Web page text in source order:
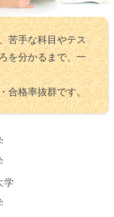
苦手な科目やテス
を分かるまで、一
合格率抜群です。
学